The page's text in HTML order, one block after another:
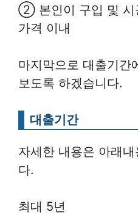
② 본인이 구입 및 시
가격 이내
마지막으로 대출기간
보도록 하겠습니다.
대출기간
자세한 내용은 아래
다.
최대 5년